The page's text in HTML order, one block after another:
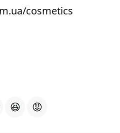
cosmetics
😆 😡